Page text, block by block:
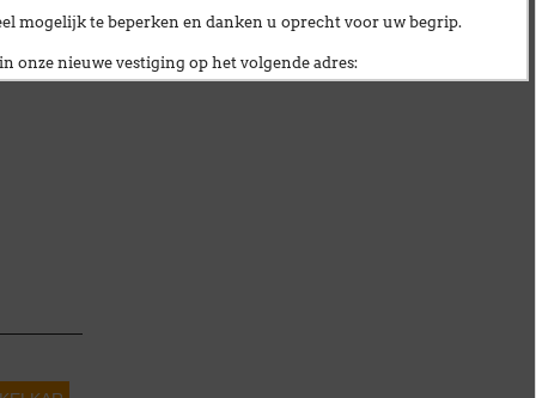
Dit
de
mogelijk te beperken en danken u oprecht voor uw begrip.
onze nieuwe vestiging op het volgende adres: